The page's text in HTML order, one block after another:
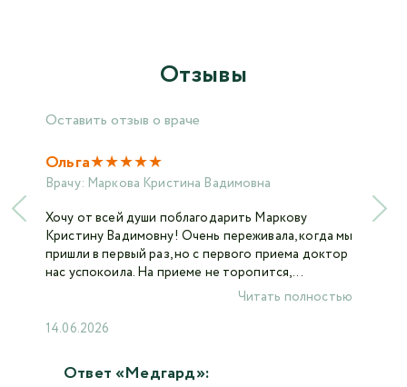
Отзывы
Оставить отзыв о враче
Ольга★★★★★
Врачу: Маркова Кристина Вадимовна
Хочу от всей души поблагодарить Маркову
Кристину Вадимовну! Очень переживала, когда мы
пришли в первый раз, но с первого приема доктор
нас успокоила. На приеме не торопится,...
14.06.2026
Читать полностью
Ответ «Медгард»: